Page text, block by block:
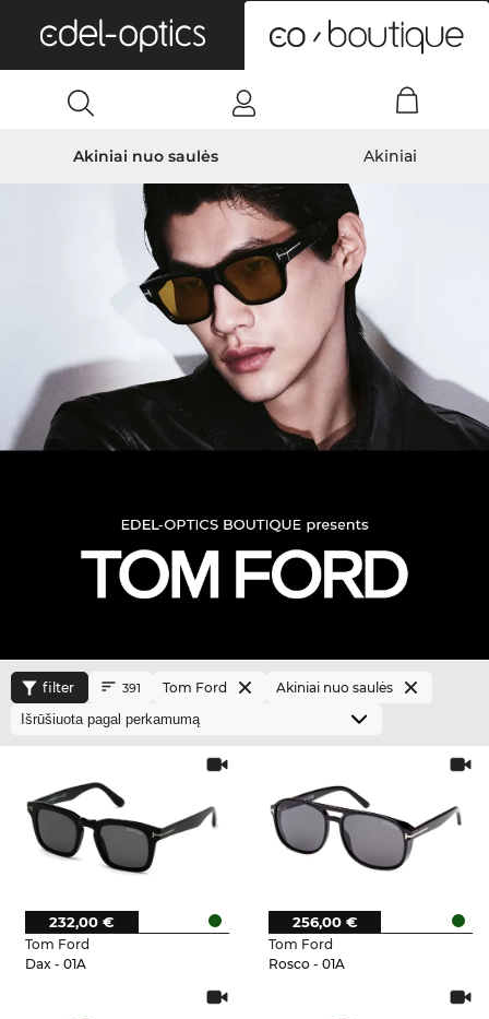
Akiniai nuo saulės Akiniai
filter 391 Tom Ford Akiniai nuo saulės
Tom Ford
Dax - 01A
232,00 €
Tom Ford
Rosco - 01A
256,00 €